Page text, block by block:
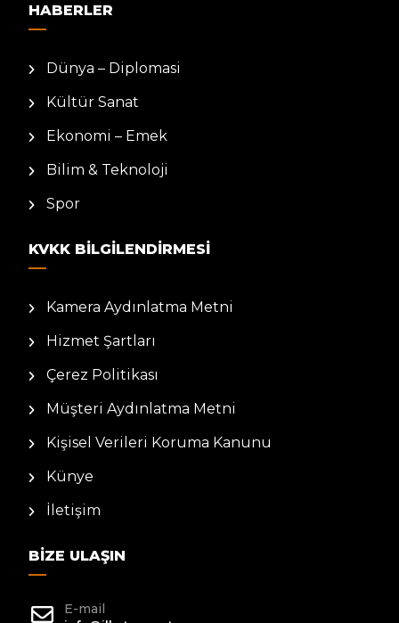
HABERLER
Dünya – Diplomasi
Kültür Sanat
Ekonomi – Emek
Bilim & Teknoloji
Spor
KVKK BILGILENDIRMESI
Kamera Aydınlatma Metni
Hizmet Şartları
Çerez Politikası
Müşteri Aydınlatma Metni
Kişisel Verileri Koruma Kanunu
Künye
İletişim
BIZE ULAŞIN
E-mail